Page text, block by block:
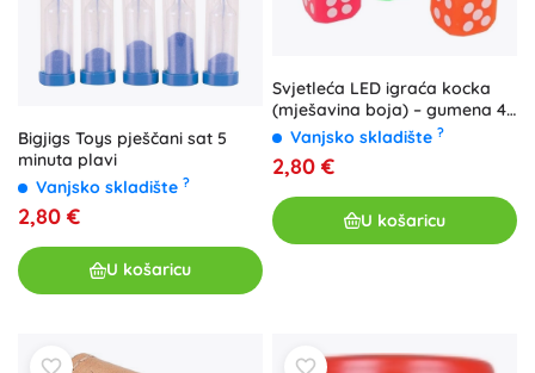
Bigjigs Toys pješčani sat 5
minuta plavi
Vanjsko skladište ?
2,80 €
U košaricu
Svjetleća LED igraća kocka
(mješavina boja) – gumena 4
cmVanjsko skladište ?
2,80 €
U košaricu